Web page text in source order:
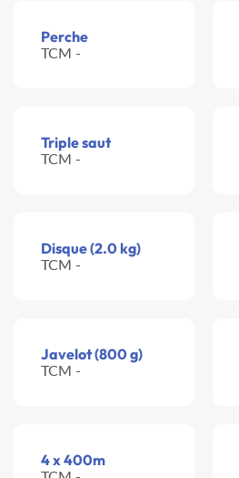
Perche
TCM -
Triple saut
TCM -
Disque (2.0 kg)
TCM -
Javelot (800 g)
TCM -
4 x 400m